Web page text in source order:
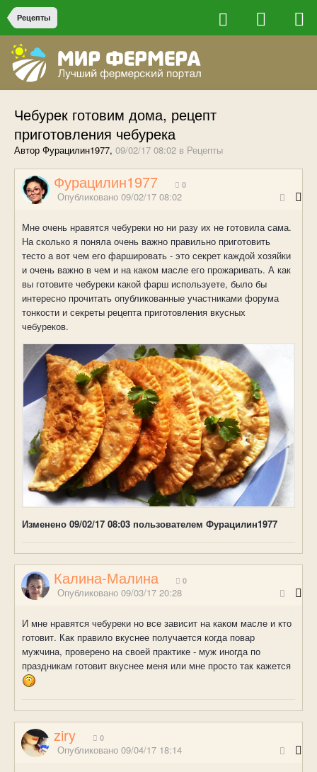
Рецепты
Чебурек готовим дома, рецепт
приготовления чебурека
Автор Фурацилин1977, 09/02/17 08:02 в Рецепты
Фурацилин1977 0
Опубликовано 09/02/17 08:02
Мне очень нравятся чебуреки но ни разу их не готовила сама.
На сколько я поняла очень важно правильно приготовить
тесто а вот чем его фаршировать - это секрет каждой хозяйки
и очень важно в чем и на каком масле его прожаривать. А как
вы готовите чебуреки какой фарш используете, было бы
интересно прочитать опубликованные участниками форума
тонкости и секреты рецепта приготовления вкусных
чебуреков.
Изменено 09/02/17 08:03 пользователем Фурацилин1977
Калина-Малина 0
Опубликовано 09/03/17 20:28
И мне нравятся чебуреки но все зависит на каком масле и кто
готовит. Как правило вкуснее получается когда повар
мужчина, проверено на своей практике - муж иногда по
праздникам готовит вкуснее меня или мне просто так кажется
ziry 0
Опубликовано 09/04/17 18:14